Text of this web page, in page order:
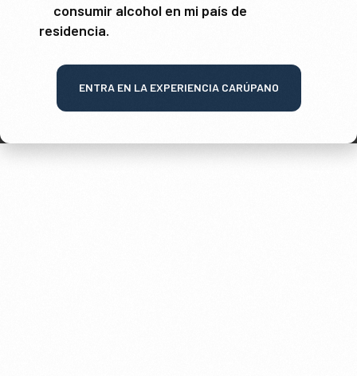
consumir alcohol en mi país de
residencia.
ENTRA EN LA EXPERIENCIA CARÚPANO